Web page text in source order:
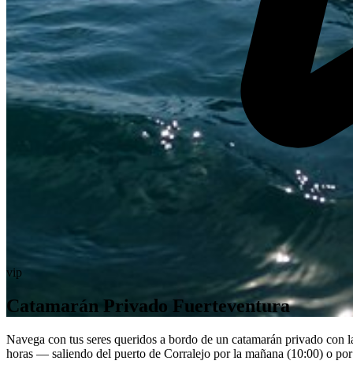
vip
Catamarán Privado Fuerteventura
Navega con tus seres queridos a bordo de un catamarán privado
horas — saliendo del puerto de Corralejo por la mañana (10:00) o